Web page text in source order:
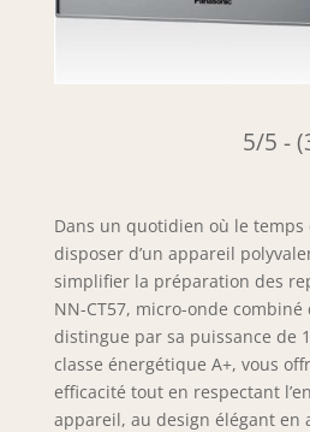
5/5 -
Dans un quotidien où le temps
disposer d’un appareil
simplifier la préparation des
NN-CT57, micro-onde combiné
distingue par sa puissance de
classe énergétique A+, vous
efficacité tout en respectant
appareil, au design élégant en